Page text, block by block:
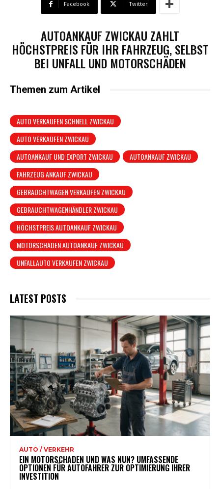
Facebook Twitter
AUTOANKAUF ZWICKAU ZAHLT
HÖCHSTPREIS FÜR IHR FAHRZEUG, SELBST
BEI UNFALL UND MOTORSCHÄDEN
Themen zum Artikel
AUTO VERKAUFEN SCHNELL ZWICKAU
AUTO VERKAUFEN ZWICKAU
AUTOANKAUF UND EXPORT ZWICKAU
AUTOANKAUF ZWICKAU
FAHRZEUG ANKAUF ZWICKAU
GEBRAUCHTWAGEN VERKAUFEN ZWICKAU
GEBRAUCHTWAGENHÄNDLER ZWICKAU
HÖCHSTPREIS AUTOANKAUF ZWICKAU
MOTORSCHADEN AUTOANKAUF ZWICKAU
UNFALLAUTO VERKAUFEN ZWICKAU
LATEST POSTS
AUTO / VERKEHR
EIN MOTORSCHADEN UND WAS NUN? UMFASSENDE
OPTIONEN FÜR AUTOFAHRER ZUR OPTIMIERUNG IHRER
INVESTITION